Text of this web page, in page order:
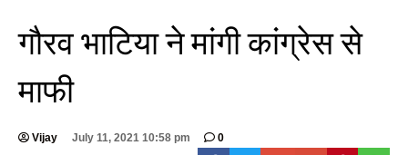
गौरव भाटिया ने मांगी कांग्रेस से
माफी
Vijay July 11, 2021 10:58 pm 0